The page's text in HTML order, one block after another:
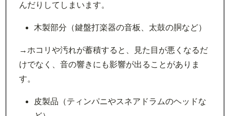
んだりしてしまいます。
木製部分（鍵盤打楽器の音板、太鼓の胴など）
→ホコリや汚れが蓄積すると、見た目が悪くなるだ
けでなく、音の響きにも影響が出ることがありま
す。
皮製品（ティンパニやスネアドラムのヘッドな